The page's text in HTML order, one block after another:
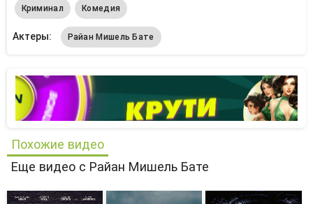
Криминал Комедия
Актеры: Райан Мишель Бате
Похожие видео
Еще видео с Райан Мишель Бате